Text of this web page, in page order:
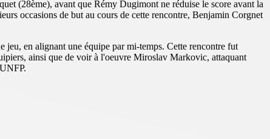
(28ème), avant que Rémy Dugimont ne réduise le score avant la
occasions de but au cours de cette rencontre, Benjamin Corgnet
en alignant une équipe par mi-temps. Cette rencontre fut
ainsi que de voir à l'oeuvre Miroslav Markovic, attaquant